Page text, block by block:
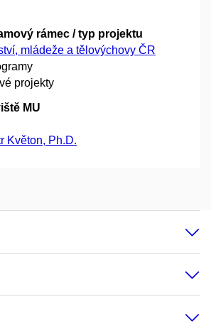
rámec / typ projektu
mládeže a tělovýchovy ČR
projekty
MU
Květon, Ph.D.